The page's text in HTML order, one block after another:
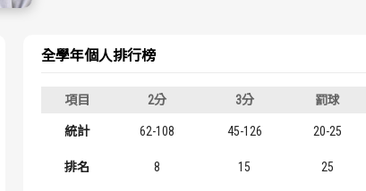
歷屆冠軍
歷屆冠軍
全學年個人排行榜
項目 2分 3分 罰球
統計 62-108 45-126 20-25
排名 8 15 25